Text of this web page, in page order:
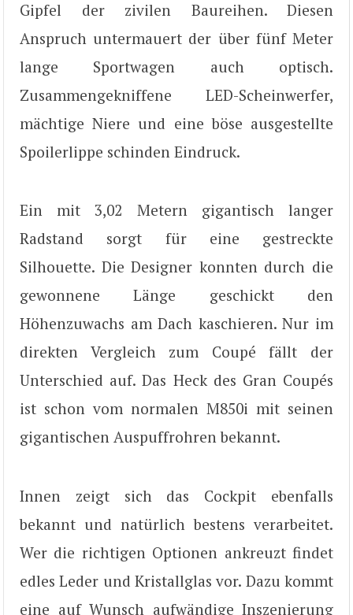
Gipfel der zivilen Baureihen. Diesen
Anspruch untermauert der über fünf Meter
lange Sportwagen auch optisch.
Zusammengekniffene LED-Scheinwerfer,
mächtige Niere und eine böse ausgestellte
Spoilerlippe schinden Eindruck.
Ein mit 3,02 Metern gigantisch langer
Radstand sorgt für eine gestreckte
Silhouette. Die Designer konnten durch die
gewonnene Länge geschickt den
Höhenzuwachs am Dach kaschieren. Nur im
direkten Vergleich zum Coupé fällt der
Unterschied auf. Das Heck des Gran Coupés
ist schon vom normalen M850i mit seinen
gigantischen Auspuffrohren bekannt.
Innen zeigt sich das Cockpit ebenfalls
bekannt und natürlich bestens verarbeitet.
Wer die richtigen Optionen ankreuzt findet
edles Leder und Kristallglas vor. Dazu kommt
eine auf Wunsch aufwändige Inszenierung